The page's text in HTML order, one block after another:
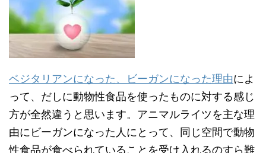
ベジタリアンになった、ビーガンになった理由によ
って、だしに動物性食品を使ったものに対する感じ
方が全然違うと思います。アニマルライツを主な理
由にビーガンになった人にとって、同じ空間で動物
性食品が食べられていることを受け入れるのすら難